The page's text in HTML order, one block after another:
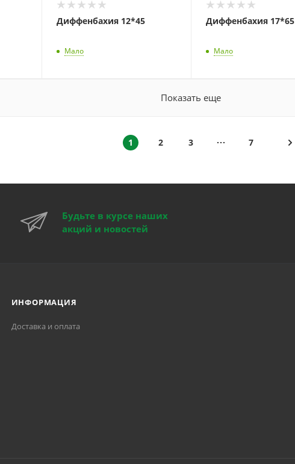
Диффенбахия 12*45
Мало
Диффенбахия 17*65
Мало
Показать еще
1 2 3 7
Будьте в курсе наших
акций и новостей
ИНФОРМАЦИЯ
Доставка и оплата